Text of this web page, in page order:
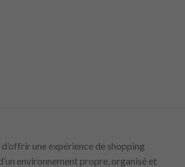
une expérience de shopping
environnement propre, organisé et